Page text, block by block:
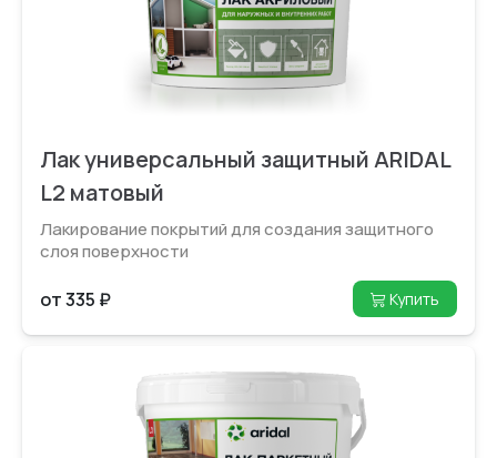
Лак универсальный защитный ARIDAL
L2 матовый
Лакирование покрытий для создания защитного
слоя поверхности
от 335 ₽ Купить